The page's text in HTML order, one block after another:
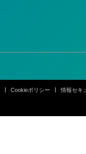
Cookieポリシー 情報セキ